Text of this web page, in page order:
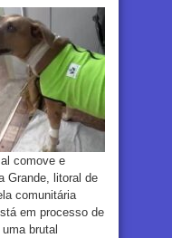
comove e
Grande, litoral de
comunitária
em processo de
brutal